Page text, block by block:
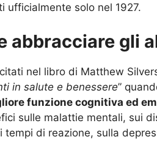
ufficialmente solo nel 1927.
abbracciare gli
nel libro di Matthew
in salute e benessere”
funzione cognitiva ed
sulle malattie mentali, sui
tempi di reazione, sulla